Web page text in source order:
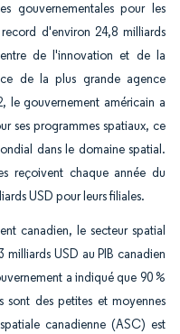
gouvernementales pour les
d'environ 24,8 milliards
de l'innovation et de la
de la plus grande agence
le gouvernement américain a
ses programmes spatiaux, ce
dans le domaine spatial.
reçoivent chaque année du
USD pour leurs filiales.
canadien, le secteur spatial
USD au PIB canadien
a indiqué que 90 %
sont des petites et moyennes
canadienne (ASC) est